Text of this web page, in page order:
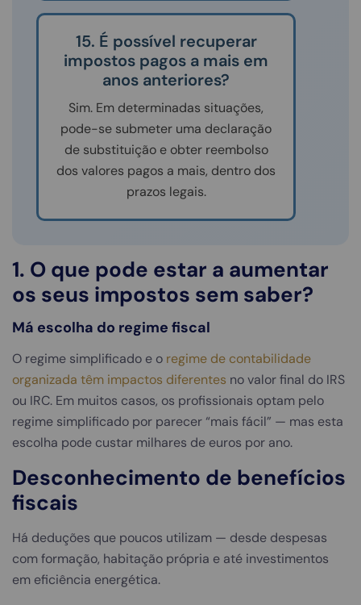
15. É possível recuperar
impostos pagos a mais em
anos anteriores?
Sim. Em determinadas situações,
pode-se submeter uma declaração
de substituição e obter reembolso
dos valores pagos a mais, dentro dos
prazos legais.
1. O que pode estar a aumentar
os seus impostos sem saber?
Má escolha do regime fiscal
O regime simplificado e o regime de contabilidade
organizada têm impactos diferentes no valor final do IRS
ou IRC. Em muitos casos, os profissionais optam pelo
regime simplificado por parecer “mais fácil” — mas esta
escolha pode custar milhares de euros por ano.
Desconhecimento de benefícios
fiscais
Há deduções que poucos utilizam — desde despesas
com formação, habitação própria e até investimentos
em eficiência energética.